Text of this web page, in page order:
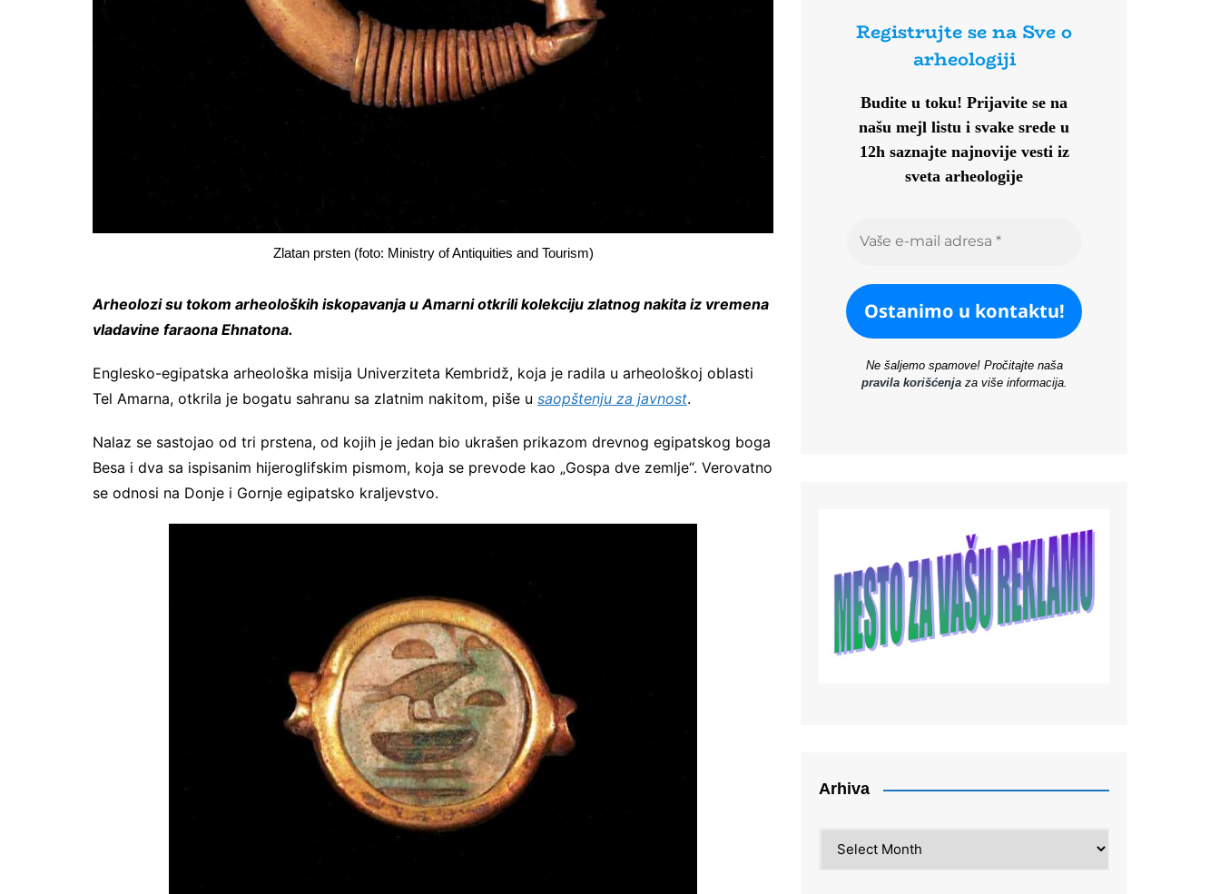
Zlatan prsten (foto: Ministry of Antiquities and Tourism)
Arheolozi su tokom arheoloških iskopavanja u Amarni otkrili kolekciju zlatnog nakita iz vremena
vladavine faraona Ehnatona.
Englesko-egipatska arheološka misija Univerziteta Kembridž, koja je radila u arheološkoj oblasti
Tel Amarna, otkrila je bogatu sahranu sa zlatnim nakitom, piše u saopštenju za javnost.
Nalaz se sastojao od tri prstena, od kojih je jedan bio ukrašen prikazom drevnog egipatskog boga
Besa i dva sa ispisanim hijeroglifskim pismom, koja se prevode kao „Gospa dve zemlje“. Verovatno
se odnosi na Donje i Gornje egipatsko kraljevstvo.
Registrujte se na Sve o
arheologiji
Budite u toku! Prijavite se na
našu mejl listu i svake srede u
12h saznajte najnovije vesti iz
sveta arheologije
Ne šaljemo spamove! Pročitajte naša
pravila korišćenjaza više informacija.
Arhiva